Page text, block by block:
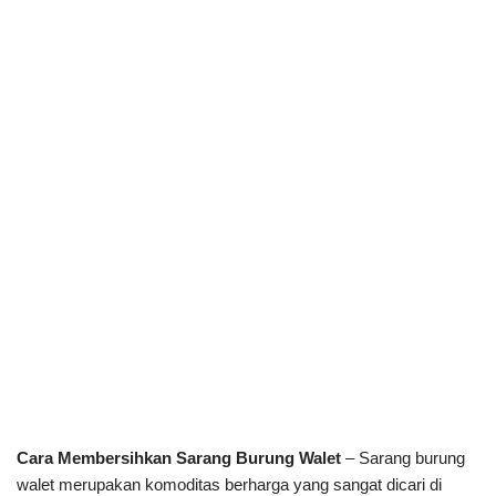
Cara Membersihkan Sarang Burung Walet – Sarang burung
walet merupakan komoditas berharga yang sangat dicari di